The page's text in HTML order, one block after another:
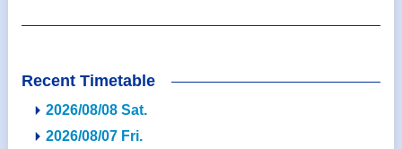
Recent Timetable
2026/08/08 Sat.
2026/08/07 Fri.